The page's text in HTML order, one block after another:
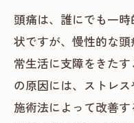
頭痛は、誰にでも一
状ですが、慢性的な
常生活に支障をきた
の原因には、ストレス
施術法によって改善す